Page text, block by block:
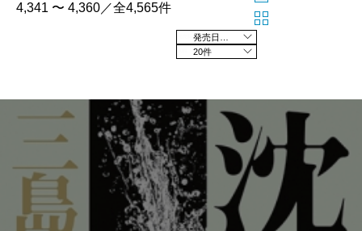
4,341 〜 4,360／全4,565件
20件